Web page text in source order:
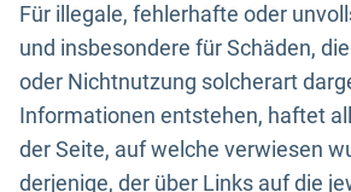
Für illegale, fehlerhafte oder
und insbesondere für Schäden,
oder Nichtnutzung solcherart
Informationen entstehen, haftet
der Seite, auf welche verwiesen
derjenige, der über Links auf die